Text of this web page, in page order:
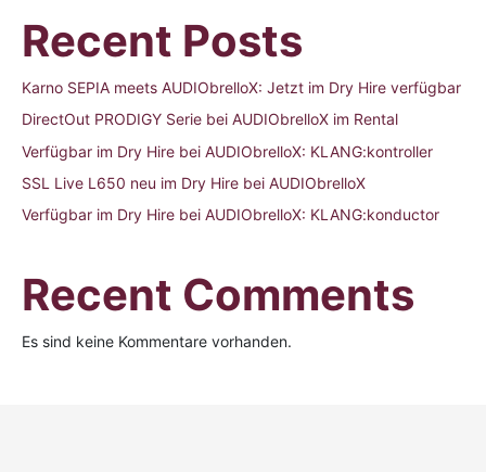
Recent Posts
Karno SEPIA meets AUDIObrelloX: Jetzt im Dry Hire verfügbar
DirectOut PRODIGY Serie bei AUDIObrelloX im Rental
Verfügbar im Dry Hire bei AUDIObrelloX: KLANG:kontroller
SSL Live L650 neu im Dry Hire bei AUDIObrelloX
Verfügbar im Dry Hire bei AUDIObrelloX: KLANG:konductor
Recent Comments
Es sind keine Kommentare vorhanden.